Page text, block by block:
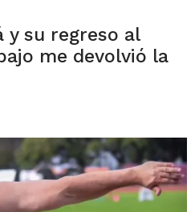
y su regreso al
me devolvió la